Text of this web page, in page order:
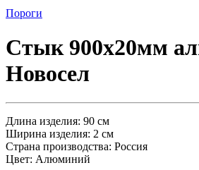
Пороги
Стык 900х20мм
Новосел
Длина изделия: 90 см
Ширина изделия: 2 см
Страна производства: Россия
Цвет: Алюминий